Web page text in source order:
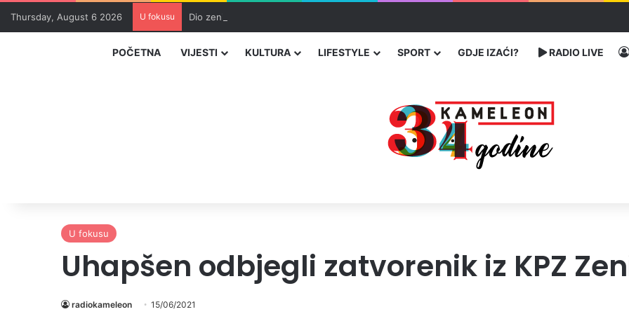
Thursday, August 6 2026 U fokusu Dio zeničkih rudara u jami zbog neisplaćenih plata i problema sa zdravstvenim knjižicama
POČETNA VIJESTI KULTURA LIFESTYLE SPORT GDJE IZAĆI? RADIO LIVE
U fokusu
Uhapšen odbjegli zatvorenik iz KPZ
radiokameleon 15/06/2021